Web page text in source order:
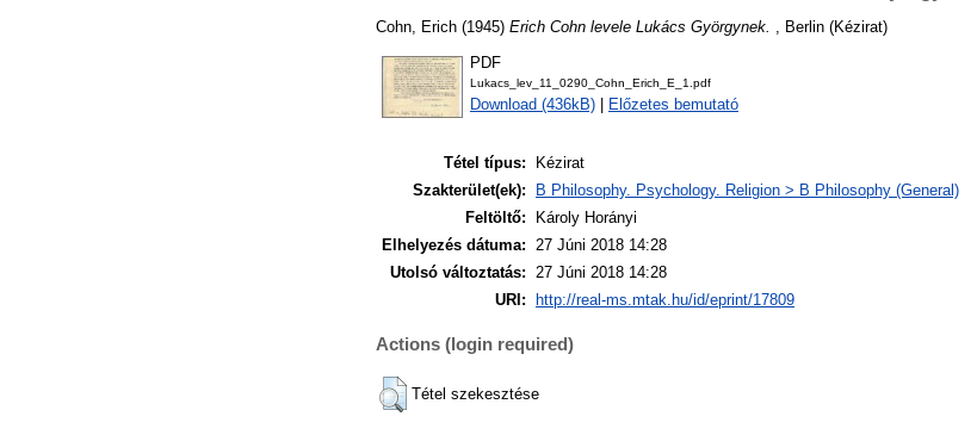
Cohn, Erich (1945) Erich Cohn levele Lukács Györgynek. , Berlin (Kézirat)
PDF
Lukacs_lev_11_0290_Cohn_Erich_E_1.pdf
Download (436kB) Előzetes bemutató
Tétel típus:
Kézirat
Szakterület(ek):
B Philosophy. Psychology. Religion > B Philosophy (General)
Feltöltő:
Károly Horányi
Elhelyezés dátuma: 27 Júni 2018 14:28
Utolsó változtatás: 27 Júni 2018 14:28
URI:
http://real-ms.mtak.hu/id/eprint/17809
Actions (login required)
Tétel szekesztése